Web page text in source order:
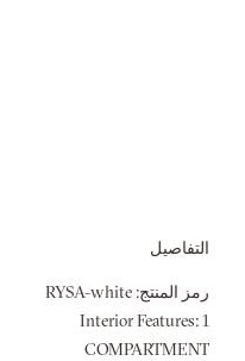
التفاصيل
رمز المنتج: RYSA-white
Interior Features: 1
COMPARTMENT